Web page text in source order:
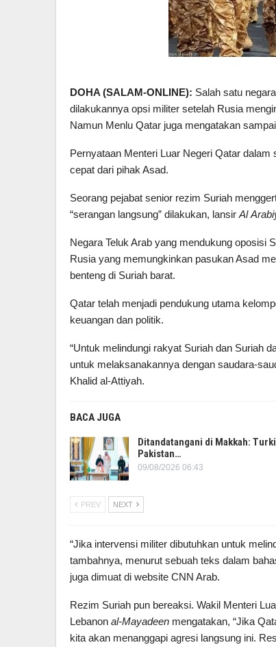
DOHA (SALAM-ONLINE): Salah satu
dilakukannya opsi militer setelah Rusia
Namun Menlu Qatar juga mengatakan
Pernyataan Menteri Luar Negeri Qatar
cepat dari pihak Asad.
Seorang pejabat senior rezim Suriah
“serangan langsung” dilakukan, lansir Al A
Negara Teluk Arab yang mendukung oposisi
Rusia yang memungkinkan pasukan Asad
benteng di Suriah barat.
Qatar telah menjadi pendukung utama
keuangan dan politik.
“Untuk melindungi rakyat Suriah dan Suriah
untuk melaksanakannya dengan saudara-
Khalid al-Attiyah.
BACA JUGA
Ditandatangani di Makkah:
Pakistan…
09/08/2026 06:43
PREV NEXT
“Jika intervensi militer dibutuhkan untuk
tambahnya, menurut sebuah teks dalam
juga dimuat di website CNN Arab.
Rezim Suriah pun bereaksi. Wakil Menteri
Lebanon al-Mayadeen mengatakan, “Jika
kita akan menanggapi agresi langsung ini.